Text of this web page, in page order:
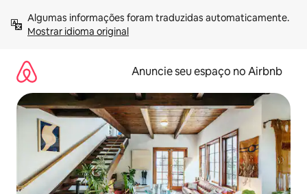
para
Mostrar idioma original
Anuncie seu espaço no Airbnb